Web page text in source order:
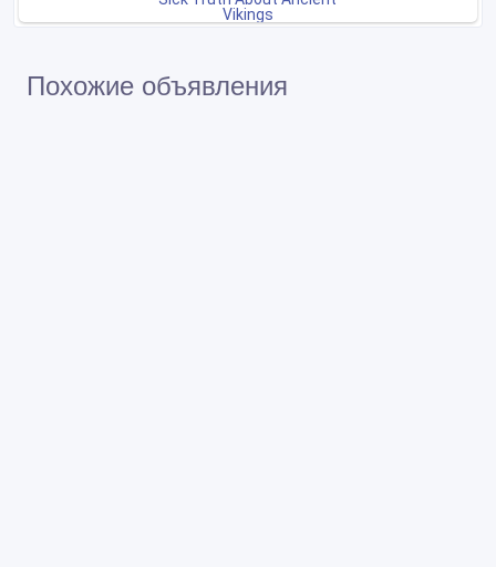
Похожие объявления